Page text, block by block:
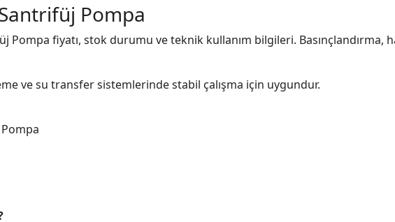
Santrifüj Pompa
Pompa fiyatı, stok durumu ve teknik kullanım bilgileri. Basınçlandırma,
ve su transfer sistemlerinde stabil çalışma için uygundur.